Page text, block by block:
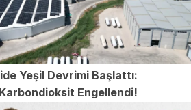
Yeşil Devrimi Başlattı:
Engellendi!